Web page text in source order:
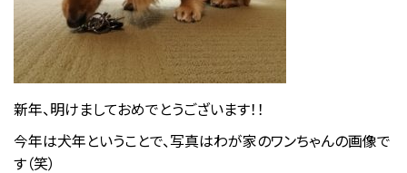
新年、明けましておめでとうございます！！
今年は犬年ということで、写真はわが家のワンちゃんの画像で
す（笑）